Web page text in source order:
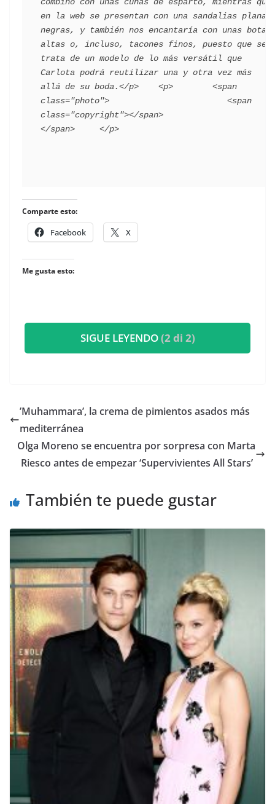
en la web se presentan con una sandalias planas
negras, y también nos encantaría con unas botas
altas o, incluso, tacones finos, puesto que se
trata de un modelo de lo más versátil que
Carlota podrá reutilizar una y otra vez más
allá de su boda.</p>    <p>        <span
class="photo">                        <span
class="copyright"></span>
Comparte esto:
Facebook X
Me gusta esto:
SIGUE LEYENDO(2 di 2)
​’Muhammara’, la crema de pimientos asados más
mediterránea
​Olga Moreno se encuentra por sorpresa con Marta
Riesco antes de empezar ‘Supervivientes All Stars’
También te puede gustar